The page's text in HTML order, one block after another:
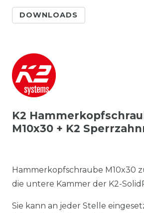
DOWNLOADS
K2
M10x30 + K2
Hammerkopfschraube M10x30
die untere Kammer der K2-
Sie kann an jeder Stelle